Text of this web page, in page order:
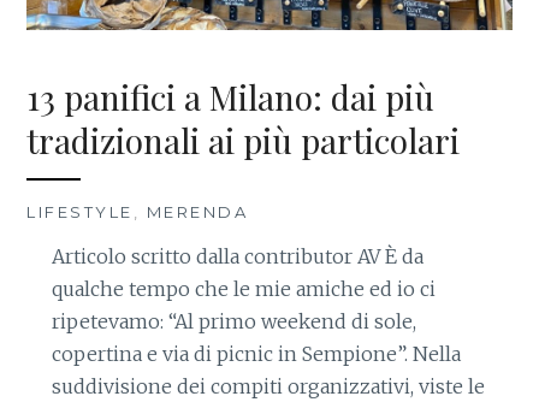
13 panifici a Milano: dai più
tradizionali ai più particolari
LIFESTYLE MERENDA
Articolo scritto dalla contributor AV È da
qualche tempo che le mie amiche ed io ci
ripetevamo: “Al primo weekend di sole,
copertina e via di picnic in Sempione”. Nella
suddivisione dei compiti organizzativi, viste le